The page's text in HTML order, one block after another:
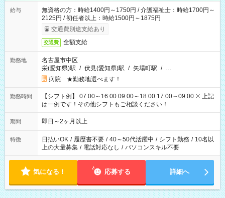
給与
無資格の方：時給1400円～1750円 / 介護福祉士：時給1700円～
2125円 / 初任者以上：時給1500円～1875円
交通費別途支給あり
交通費 全額支給
勤務地
名古屋市中区
栄(愛知県)駅 / 伏見(愛知県)駅 / 矢場町駅 / …
病院 ★勤務地選べます！
勤務時間
【シフト例】 07:00～16:00 09:00～18:00 17:00～09:00 ※ 上記
は一例です！その他シフトもご相談ください！
期間 即日～2ヶ月以上
特徴 日払いOK / 履歴書不要 / 40～50代活躍中 / シフト勤務 / 10名以
上の大量募集 / 電話対応なし / パソコンスキル不要
気になる！ 応募する 詳細へ